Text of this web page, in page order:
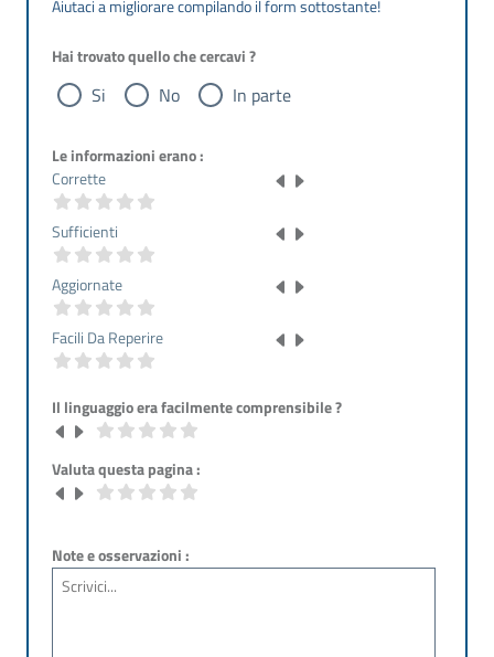
Aiutaci a migliorare compilando il form sottostante!
Hai trovato quello che cercavi ?
Si No In parte
Le informazioni erano :
Corrette
Sufficienti
Aggiornate
Facili Da Reperire
Il linguaggio era facilmente comprensibile ?
Valuta questa pagina :
Note e osservazioni :